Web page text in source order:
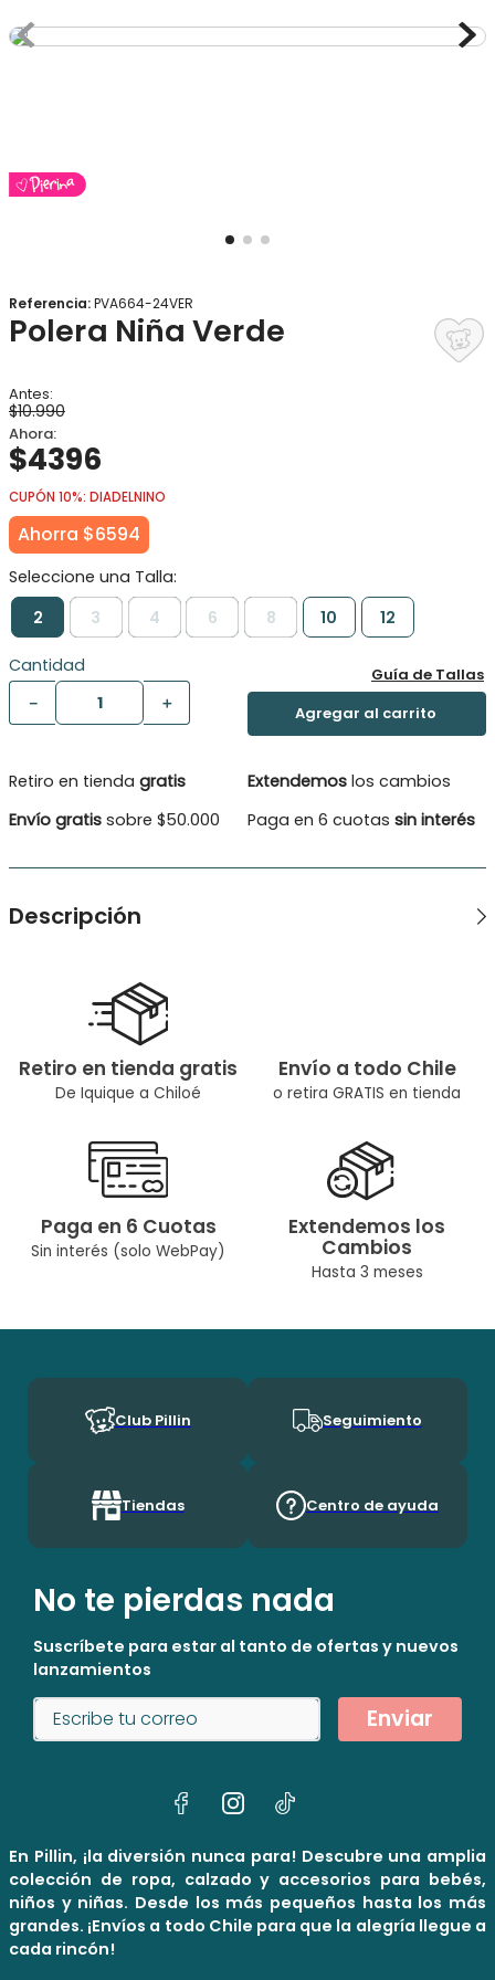
Referencia:PVA664-24VER
Polera Niña Verde
$10.990
$4396
CUPÓN 10%: DIADELNINO
Ahorra $6594
2 3 4 6 8 10 12
Cantidad
＋
－
Guía de Tallas
Retiro en tienda gratis
Envío gratis sobre $50.000
Extendemos los cambios
Paga en 6 cuotas sin interés
Descripción
Retiro en tienda gratis
De Iquique a Chiloé
Envío a todo Chile
o retira GRATIS en tienda
Paga en 6 Cuotas
Sin interés (solo WebPay)
Extendemos los
Cambios
Hasta 3 meses
Club Pillin Seguimiento
Tiendas Centro de ayuda
No te pierdas nada
Suscríbete para estar al tanto de ofertas y nuevos
lanzamientos
Enviar
En Pillin, ¡la diversión nunca para! Descubre una amplia
colección de ropa, calzado y accesorios para bebés,
niños y niñas. Desde los más pequeños hasta los más
grandes. ¡Envíos a todo Chile para que la alegría llegue a
cada rincón!
9.
panty